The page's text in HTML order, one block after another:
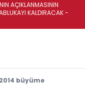
AÇIKLANMASININ
KALDIRACAK -
büyüme